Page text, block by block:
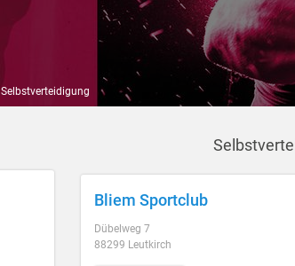
Selbstverteidigung
Bliem Sportclub
Dübelweg 7
88299 Leutkirch